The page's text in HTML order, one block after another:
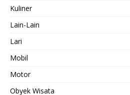
Kuliner
Lain-Lain
Lari
Mobil
Motor
Obyek Wisata